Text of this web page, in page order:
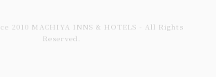
2010 MACHIYA INNS & HOTELS - All Rights
Reserved.